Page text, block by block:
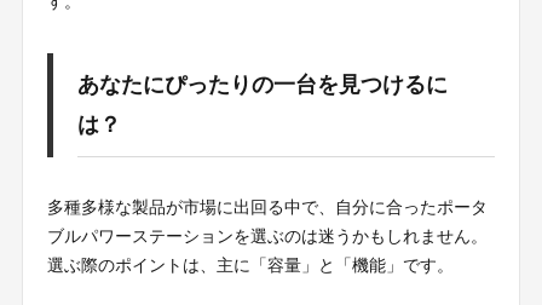
あなたにぴったりの一台を見つけるに
は？
多種多様な製品が市場に出回る中で、自分に合ったポータ
ブルパワーステーションを選ぶのは迷うかもしれません。
選ぶ際のポイントは、主に「容量」と「機能」です。